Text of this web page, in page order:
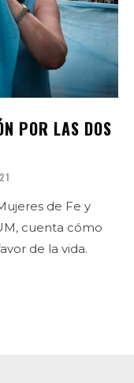
POR LAS DOS
de Fe y
cuenta cómo
de la vida.